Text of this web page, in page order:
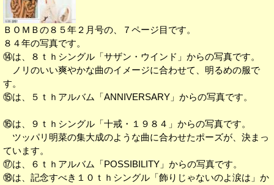
ＢＯＭＢの８５年２月号の、７ページ目です。
８４年の写真です。
⑭は、８ｔｈシングル「サザン・ウインド」からの写真です。
ノリのいい爽やかな曲のイメージに合わせて、明るめの服で
す。
⑮は、５ｔｈアルバム「ANNIVERSARY」からの写真です。
⑯は、９ｔｈシングル「十戒・１９８４」からの写真です。
ツッパリ明菜の集大成のような曲に合わせたポーズが、決まっ
ています。
⑰は、６ｔｈアルバム「POSSIBILITY」からの写真です。
⑱は、記念すべき１０ｔｈシングル「飾りじゃないのよ涙は」か